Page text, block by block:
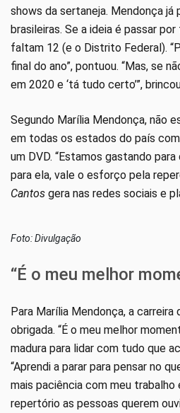
shows da sertaneja. Mendonça já
brasileiras. Se a ideia é passar
faltam 12 (e o Distrito Federal).
final do ano”, pontuou. “Mas, se
em 2020 e ‘tá tudo certo’”,
Segundo Marília Mendonça, não
em todas os estados do país
um DVD. “Estamos gastando para
para ela, vale o esforço pela
Cantos gera nas redes sociais e
Foto: Divulgação
“É o meu melhor
Para Marília Mendonça, a
obrigada. “É o meu melhor
madura para lidar com tudo que
“Aprendi a parar para pensar no
mais paciência com meu
repertório as pessoas querem